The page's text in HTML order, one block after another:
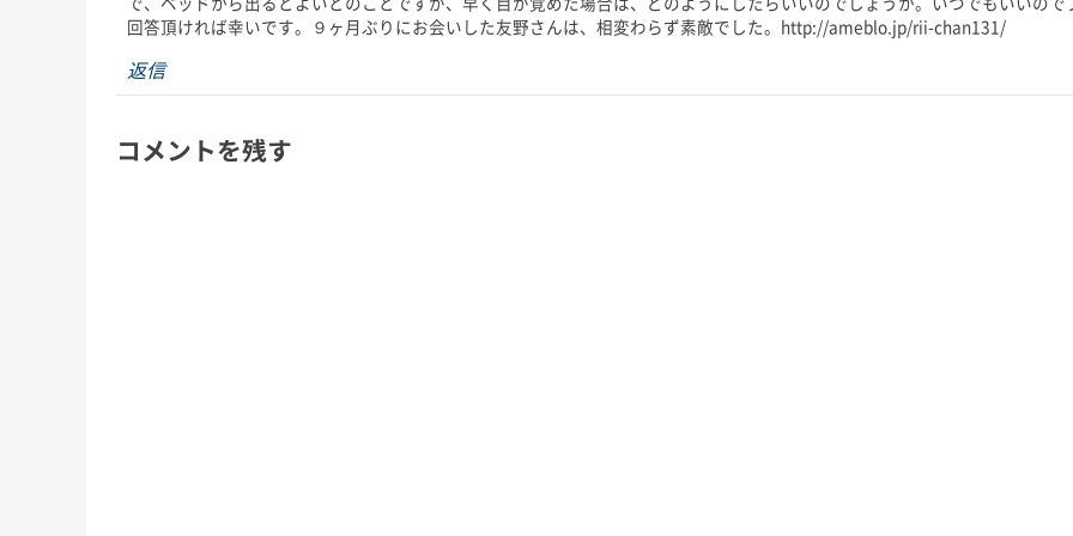
回答頂ければ幸いです。９ヶ月ぶりにお会いした友野さんは、相変わらず素敵でした。http://ameblo.jp/rii-chan131/
返信
コメントを残す